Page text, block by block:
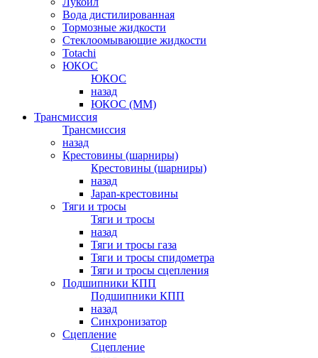
Вода дистилированная
Тормозные жидкости
Стеклоомывающие жидкости
Totachi
ЮКОС
ЮКОС
назад
ЮКОС (ММ)
Трансмиссия
Трансмиссия
назад
Крестовины (шарниры)
Крестовины (шарниры)
назад
Japan-крестовины
Тяги и тросы
Тяги и тросы
назад
Тяги и тросы газа
Тяги и тросы спидометра
Тяги и тросы сцепления
Подшипники КПП
Подшипники КПП
назад
Синхронизатор
Сцепление
Сцепление